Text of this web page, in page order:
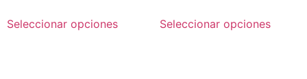
Seleccionar opciones Seleccionar opciones